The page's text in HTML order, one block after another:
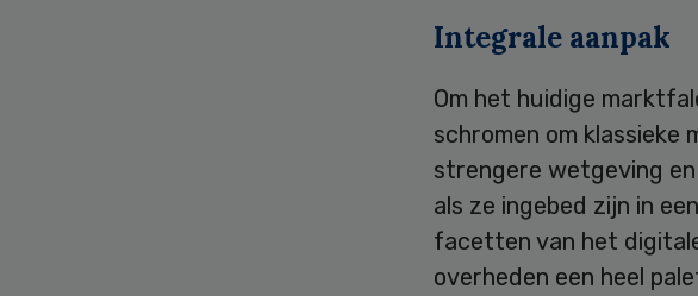
Integrale aanpak
Om het huidige
schromen om
strengere wetgeving
als ze ingebed zijn in
facetten van het
overheden een heel